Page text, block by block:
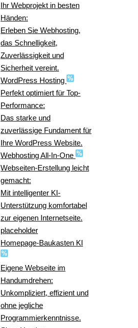
Ihr Webprojekt in besten
Händen:
Erleben Sie Webhosting,
das Schnelligkeit,
Zuverlässigkeit und
Sicherheit vereint.
WordPress Hosting
Perfekt optimiert für Top-
Performance:
Das starke und
zuverlässige Fundament für
Ihre WordPress Website.
Webhosting All-In-One
Webseiten-Erstellung leicht
gemacht:
Mit intelligenter KI-
Unterstützung komfortabel
zur eigenen Internetseite.
placeholder
Homepage-Baukasten KI
Eigene Webseite im
Handumdrehen:
Unkompliziert, effizient und
ohne jegliche
Programmierkenntnisse.